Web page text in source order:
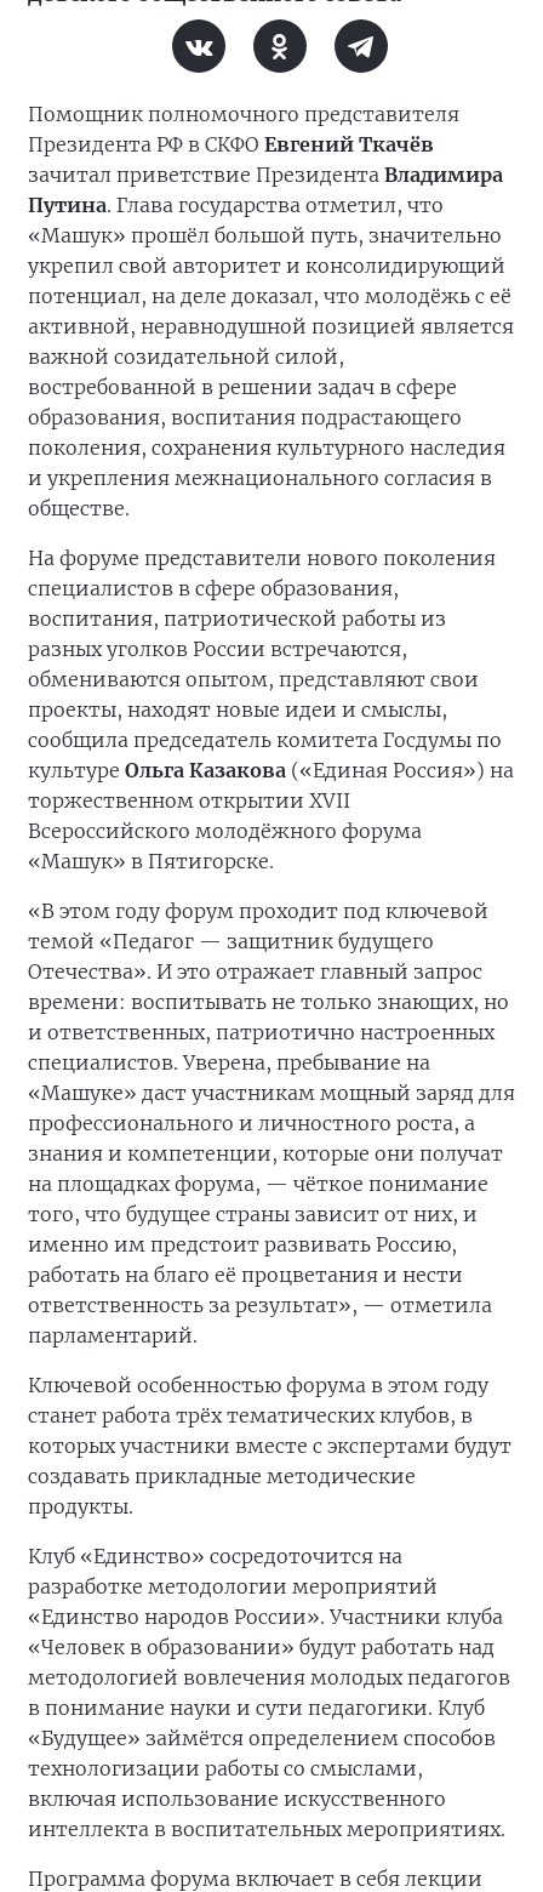
Помощник полномочного представителя
Президента РФ в СКФО Евгений Ткачёв
зачитал приветствие Президента Владимира
Путина. Глава государства отметил, что
«Машук» прошёл большой путь, значительно
укрепил свой авторитет и консолидирующий
потенциал, на деле доказал, что молодёжь с её
активной, неравнодушной позицией является
важной созидательной силой,
востребованной в решении задач в сфере
образования, воспитания подрастающего
поколения, сохранения культурного наследия
и укрепления межнационального согласия в
обществе.
На форуме представители нового поколения
специалистов в сфере образования,
воспитания, патриотической работы из
разных уголков России встречаются,
обмениваются опытом, представляют свои
проекты, находят новые идеи и смыслы,
сообщила председатель комитета Госдумы по
культуре Ольга Казакова («Единая Россия») на
торжественном открытии XVII
Всероссийского молодёжного форума
«Машук» в Пятигорске.
«В этом году форум проходит под ключевой
темой «Педагог — защитник будущего
Отечества». И это отражает главный запрос
времени: воспитывать не только знающих, но
и ответственных, патриотично настроенных
специалистов. Уверена, пребывание на
«Машуке» даст участникам мощный заряд для
профессионального и личностного роста, а
знания и компетенции, которые они получат
на площадках форума, — чёткое понимание
того, что будущее страны зависит от них, и
именно им предстоит развивать Россию,
работать на благо её процветания и нести
ответственность за результат», — отметила
парламентарий.
Ключевой особенностью форума в этом году
станет работа трёх тематических клубов, в
которых участники вместе с экспертами будут
создавать прикладные методические
продукты.
Клуб «Единство» сосредоточится на
разработке методологии мероприятий
«Единство народов России». Участники клуба
«Человек в образовании» будут работать над
методологией вовлечения молодых педагогов
в понимание науки и сути педагогики. Клуб
«Будущее» займётся определением способов
технологизации работы со смыслами,
включая использование искусственного
интеллекта в воспитательных мероприятиях.
Программа форума включает в себя лекции